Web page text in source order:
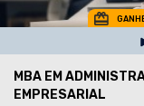
MBA EM
EMPRESARIAL